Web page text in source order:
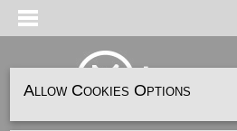
Allow Cookies Options